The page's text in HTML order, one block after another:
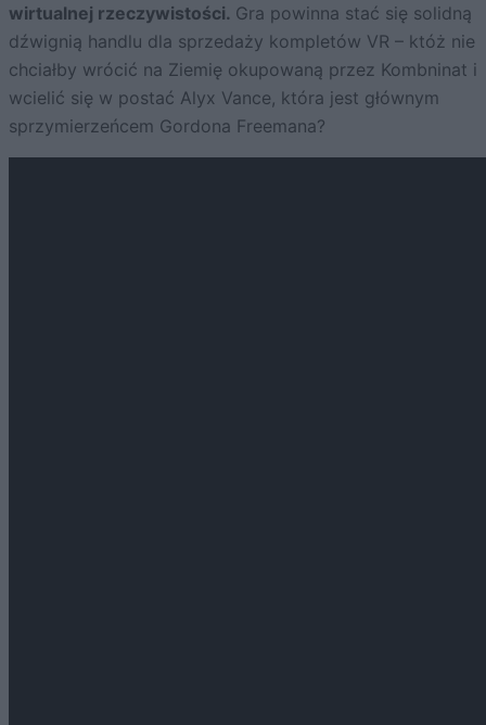
wirtualnej rzeczywistości. Gra powinna stać się solidną
dźwignią handlu dla sprzedaży kompletów VR – któż nie
chciałby wrócić na Ziemię okupowaną przez Kombninat i
wcielić się w postać Alyx Vance, która jest głównym
sprzymierzeńcem Gordona Freemana?